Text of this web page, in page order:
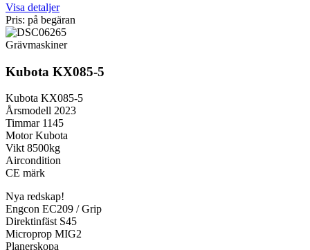
Visa detaljer
Pris: på begäran
Grävmaskiner
Kubota KX085-5
Kubota KX085-5
Årsmodell 2023
Timmar 1145
Motor Kubota
Vikt 8500kg
Aircondition
CE märk
Nya redskap!
Engcon EC209 / Grip
Direktinfäst S45
Microprop MIG2
Planerskopa